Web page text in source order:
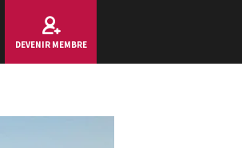
DEVENIR MEMBRE